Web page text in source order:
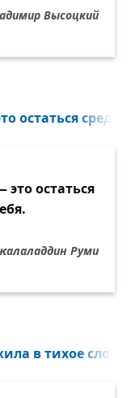
Высоцкий
остаться среди
остаться
Руми
в тихое